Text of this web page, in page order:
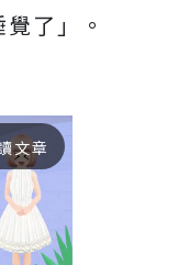
了」。
文章